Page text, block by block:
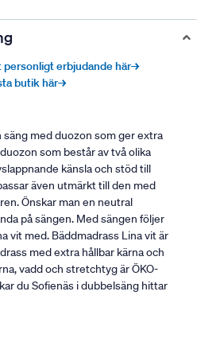
personligt erbjudande här→
butik här→
säng med duozon som ger extra
som består av två olika
känsla och stöd till
även utmärkt till den med
Önskar man en neutral
på sängen. Med sängen följer
vit med. Bäddmadrass Lina vit är
med extra hållbar kärna och
vadd och stretchtyg är ÖKO-
du Sofienäs i dubbelsäng hittar